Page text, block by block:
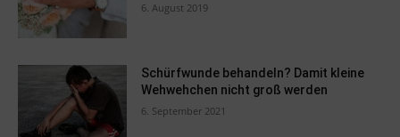
6. August 2019
Schürfwunde behandeln? Damit kleine
Wehwehchen nicht groß werden
6. September 2021